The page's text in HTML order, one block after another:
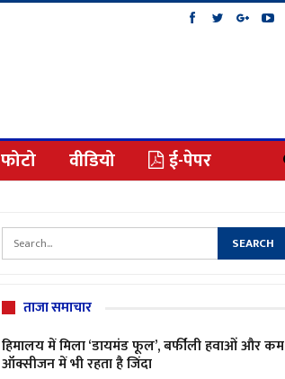
फोटो वीडियो ई-पेपर
ताजा समाचार
हिमालय में मिला ‘डायमंड फूल’, बर्फीली हवाओं और कम
ऑक्सीजन में भी रहता है जिंदा